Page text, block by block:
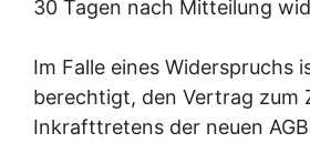
30 Tagen nach Mitteilung
Im Falle eines Widerspruchs
berechtigt, den Vertrag zum
Inkrafttretens der neuen